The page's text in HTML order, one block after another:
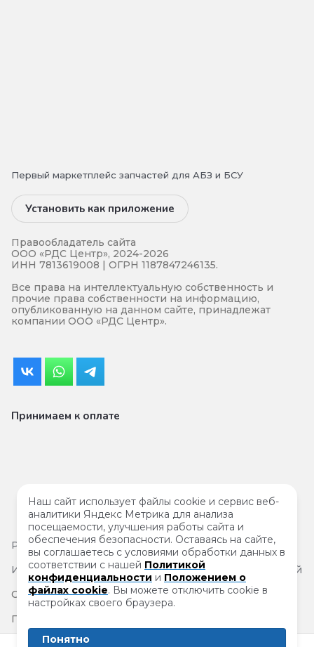
Первый маркетплейс запчастей для АБЗ и БСУ
Установить как приложение
Правообладатель сайта
ООО «РДС Центр», 2024-2026
ИНН 7813619008 | ОГРН 1187847246135.
Все права на интеллектуальную собственность и
прочие права собственности на информацию,
опубликованную на данном сайте, принадлежат
компании ООО «РДС Центр».
Принимаем к оплате
Результатыспециальной проверки условий труда
Информация на сайте не является публичной офертой
Согласие на обработку персональных данных
Политика защиты и обработки персональных данных
Наш сайт использует файлы cookie и сервис веб-
аналитики Яндекс Метрика для анализа
посещаемости, улучшения работы сайта и
обеспечения безопасности. Оставаясь на сайте,
вы соглашаетесь с условиями обработки данных в
соответствии с нашей Политикой
конфиденциальности и Положением о
файлах cookie. Вы можете отключить cookie в
настройках своего браузера.
Понятно